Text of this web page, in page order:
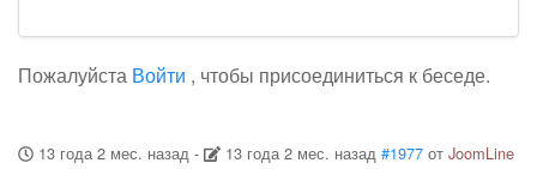
Пожалуйста Войти , чтобы присоединиться к беседе.
13 года 2 мес. назад- 13 года 2 мес. назад #1977 отJoomLine